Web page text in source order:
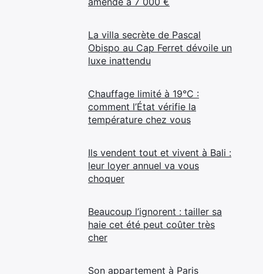
La villa secrète de Pascal
Obispo au Cap Ferret dévoile un
luxe inattendu
Chauffage limité à 19°C :
comment l’État vérifie la
température chez vous
Ils vendent tout et vivent à Bali :
leur loyer annuel va vous
choquer
Beaucoup l’ignorent : tailler sa
haie cet été peut coûter très
cher
Son appartement à Paris